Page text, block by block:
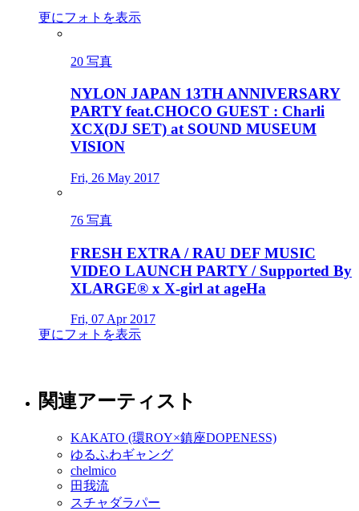
更にフォトを表示
20 写真
NYLON JAPAN 13TH ANNIVERSARY
PARTY feat.CHOCO GUEST : Charli
XCX(DJ SET) at SOUND MUSEUM
VISION
Fri, 26 May 2017
76 写真
FRESH EXTRA / RAU DEF MUSIC
VIDEO LAUNCH PARTY / Supported By
XLARGE® x X-girl at ageHa
Fri, 07 Apr 2017
更にフォトを表示
関連アーティスト
KAKATO (環ROY×鎮座DOPENESS)
ゆるふわギャング
chelmico
田我流
スチャダラパー